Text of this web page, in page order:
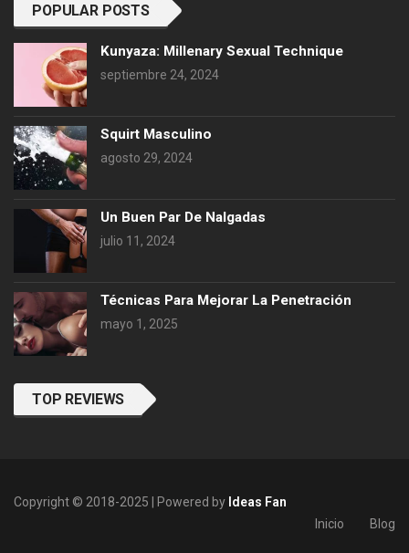
POPULAR POSTS
Kunyaza: Millenary Sexual Technique
septiembre 24, 2024
Squirt Masculino
agosto 29, 2024
Un Buen Par De Nalgadas
julio 11, 2024
Técnicas Para Mejorar La Penetración
mayo 1, 2025
TOP REVIEWS
Copyright © 2018-2025 | Powered by Ideas Fan
Inicio
Blog